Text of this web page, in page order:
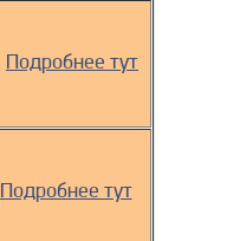
Подробнее тут
Подробнее тут